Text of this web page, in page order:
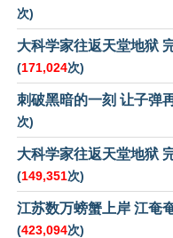
次)
大科学家往返天堂地狱
(171,024次)
刺破黑暗的一刻 让子弹
次)
大科学家往返天堂地狱
(149,351次)
江苏数万螃蟹上岸 江奄
(423,094次)